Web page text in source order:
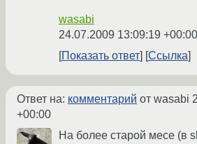
wasabi
24.07.2009 13:09:19 +00:00
Показать ответ Ссылка
Ответ на: комментарий от wasabi
+00:00
На более старой месе (в